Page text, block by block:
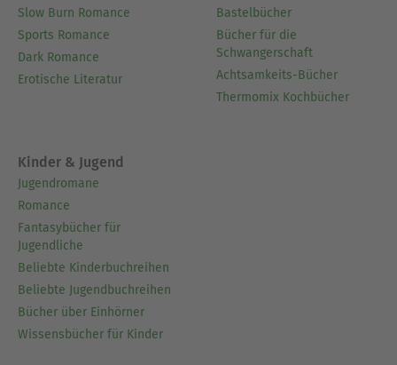
Slow Burn Romance
Sports Romance
Dark Romance
Erotische Literatur
Bastelbücher
Bücher für die
Schwangerschaft
Achtsamkeits-Bücher
Thermomix Kochbücher
Kinder & Jugend
Jugendromane
Romance
Fantasybücher für
Jugendliche
Beliebte Kinderbuchreihen
Beliebte Jugendbuchreihen
Bücher über Einhörner
Wissensbücher für Kinder